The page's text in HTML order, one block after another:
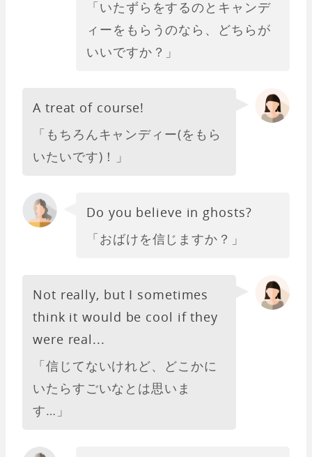
「いたずらをするのとキャンデ
ィーをもらうのなら、どちらが
いいですか？」
A treat of course!
「もちろんキャンディー(をもら
いたいです)！」
Do you believe in ghosts?
「おばけを信じますか？」
Not really, but I sometimes
think it would be cool if they
were real...
「信じてないけれど、どこかに
いたらすごいなとは思いま
す…」